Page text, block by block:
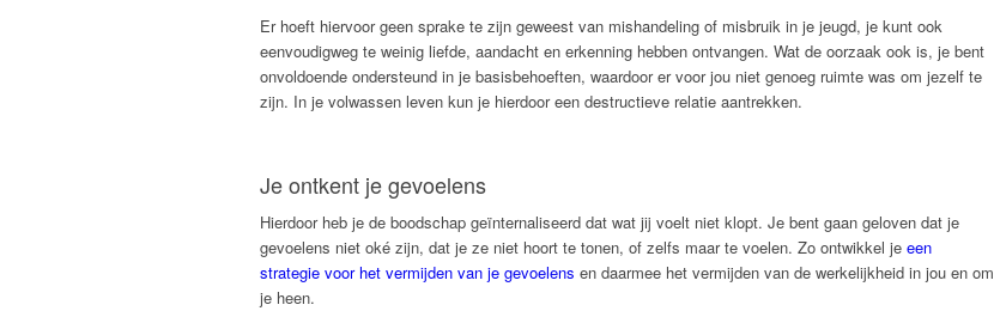
Er hoeft hiervoor geen sprake te zijn geweest van mishandeling of misbruik in je jeugd, je kunt ook
eenvoudigweg te weinig liefde, aandacht en erkenning hebben ontvangen. Wat de oorzaak ook is, je bent
onvoldoende ondersteund in je basisbehoeften, waardoor er voor jou niet genoeg ruimte was om jezelf te
zijn. In je volwassen leven kun je hierdoor een destructieve relatie aantrekken.
Je ontkent je gevoelens
Hierdoor heb je de boodschap geïnternaliseerd dat wat jij voelt niet klopt. Je bent gaan geloven dat je
gevoelens niet oké zijn, dat je ze niet hoort te tonen, of zelfs maar te voelen. Zo ontwikkel je een
strategie voor het vermijden van je gevoelens en daarmee het vermijden van de werkelijkheid in jou en om
je heen.